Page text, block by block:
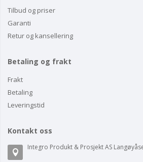
Tilbud og priser
Garanti
Retur og kansellering
Betaling og frakt
Frakt
Betaling
Leveringstid
Kontakt oss
Integro Produkt & Prosjekt AS